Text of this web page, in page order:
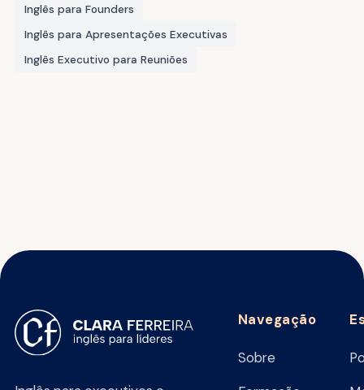
Inglês para Founders
Inglês para Apresentações Executivas
Inglês Executivo para Reuniões
Navegação
Sobre